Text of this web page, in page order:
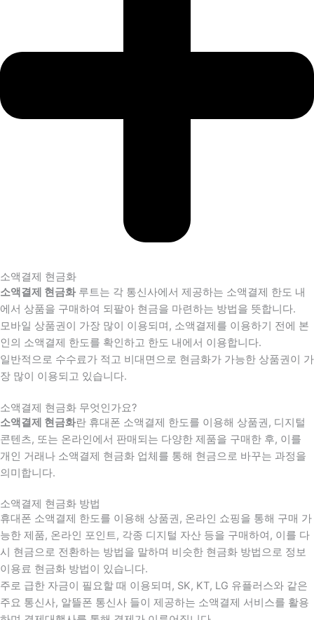
소액결제 현금화
소액결제 현금화루트는 각 통신사에서 제공하는 소액결제 한도 내
에서 상품을 구매하여 되팔아 현금을 마련하는 방법을 뜻합니다.
모바일 상품권이 가장 많이 이용되며, 소액결제를 이용하기 전에 본
인의 소액결제 한도를 확인하고 한도 내에서 이용합니다.
일반적으로 수수료가 적고 비대면으로 현금화가 가능한 상품권이 가
장 많이 이용되고 있습니다.
소액결제 현금화 무엇인가요?
소액결제 현금화란 휴대폰 소액결제 한도를 이용해 상품권, 디지털
콘텐츠, 또는 온라인에서 판매되는 다양한 제품을 구매한 후, 이를
개인 거래나 소액결제 현금화 업체를 통해 현금으로 바꾸는 과정을
의미합니다.
소액결제 현금화 방법
휴대폰 소액결제 한도를 이용해 상품권, 온라인 쇼핑을 통해 구매 가
능한 제품, 온라인 포인트, 각종 디지털 자산 등을 구매하여, 이를 다
시 현금으로 전환하는 방법을 말하며 비슷한 현금화 방법으로 정보
이용료 현금화 방법이 있습니다.
주로 급한 자금이 필요할 때 이용되며, SK, KT, LG 유플러스와 같은
주요 통신사, 알뜰폰 통신사 들이 제공하는 소액결제 서비스를 활용